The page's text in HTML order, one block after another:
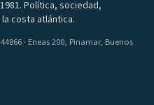
Política, sociedad,
costa atlántica.
· Eneas 200, Pinamar, Buenos